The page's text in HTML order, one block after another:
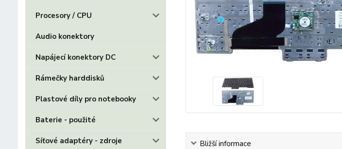
Procesory / CPU
Audio konektory
Napájecí konektory DC
Rámečky harddisků
Plastové díly pro notebooky
Baterie - použité
Síťové adaptéry - zdroje Bližší informace